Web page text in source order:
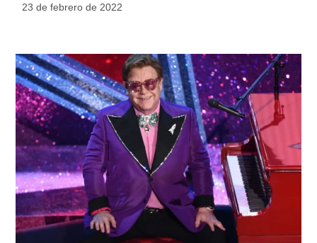
23 de febrero de 2022